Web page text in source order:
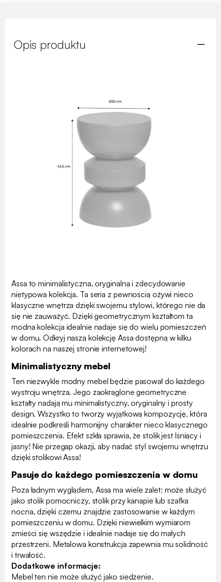
Opis produktu
Assa to minimalistyczna, oryginalna i zdecydowanie
nietypowa kolekcja. Ta seria z pewnością ożywi nieco
klasyczne wnętrza dzięki swojemu stylowi, którego nie da
się nie zauważyć. Dzięki geometrycznym kształtom ta
modna kolekcja idealnie nadaje się do wielu pomieszczeń
w domu. Odkryj naszą kolekcję Assa dostępną w kilku
kolorach na naszej stronie internetowej!
Minimalistyczny mebel
Ten niezwykle modny mebel będzie pasował do każdego
wystroju wnętrza. Jego zaokrąglone geometryczne
kształty nadają mu minimalistyczny, oryginalny i prosty
design. Wszystko to tworzy wyjątkową kompozycję, która
idealnie podkreśli harmonijny charakter nieco klasycznego
pomieszczenia. Efekt szkła sprawia, że stolik jest lśniący i
jasny! Nie przegap okazji, aby nadać styl swojemu wnętrzu
dzięki stolikowi Assa!
Pasuje do każdego pomieszczenia w domu
Poza ładnym wyglądem, Assa ma wiele zalet: może służyć
jako stolik pomocniczy, stolik przy kanapie lub szafka
nocna, dzięki czemu znajdzie zastosowanie w każdym
pomieszczeniu w domu. Dzięki niewielkim wymiarom
zmieści się wszędzie i idealnie nadaje się do małych
przestrzeni. Metalowa konstrukcja zapewnia mu solidność
i trwałość.
Dodatkowe informacje:
Mebel ten nie może służyć jako siedzenie.